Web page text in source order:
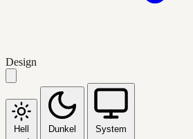
Design
Hell Dunkel System